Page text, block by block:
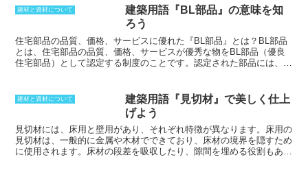
た場合、良い積み方とは言えない部分を
持っています。天端は、見た目の問題も
あり、小口積みで収めるのが決まりとな
っています。
成分形と、基材と硬化剤からなる2成分形の二種類があります。2成
分形のシーリング材の方が適用範囲が広いのですが、費用も1成分形
のシーリング材よりも高くなってしまいます。
建材と資材について
建築用語『BL部品』の意味を知
ろう
住宅部品の品質、価格、サービスに優れた『BL部品』とは？ BL部品
とは、住宅部品の品質、価格、サービスが優秀な物をBL部品（優良
住宅部品）として認定する制度のことです。認定された部品には、
した。認定の対象となる住宅部品は、住宅を構成する躯体、内外装ま
たは建築設備のユニット（住宅に附属する物を含む）で、工場生産に
よる物です。認定を行なうことにより、消費者の利益の増進に寄与す
ると判断されます。なお、「BL」の意味は「BetterLiving（よりよい
住まいを）」の頭文字を取った物で、表示された部品には瑕疵保証と
損害賠償のBL保険がついています。
建材と資材について
建築用語『見切材』で美しく仕上
げよう
見切材には、床用と壁用があり、それぞれ特徴が異なります。床用の
見切材は、一般的に金属や木材でできており、床材の境界を隠すため
に使用されます。床材の段差を吸収したり、隙間を埋める役割もあり